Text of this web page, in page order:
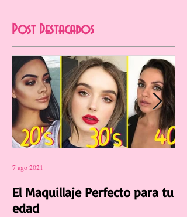
Post Destacados
El Maquillaje Perfecto para tu
edad
7 ago 2021